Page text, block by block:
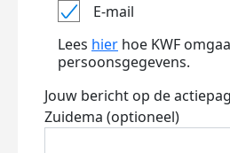
E-mail
Lees hier hoe KWF
persoonsgegevens.
Jouw bericht op de
Zuidema (optioneel)